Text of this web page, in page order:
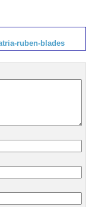
ruben-blades